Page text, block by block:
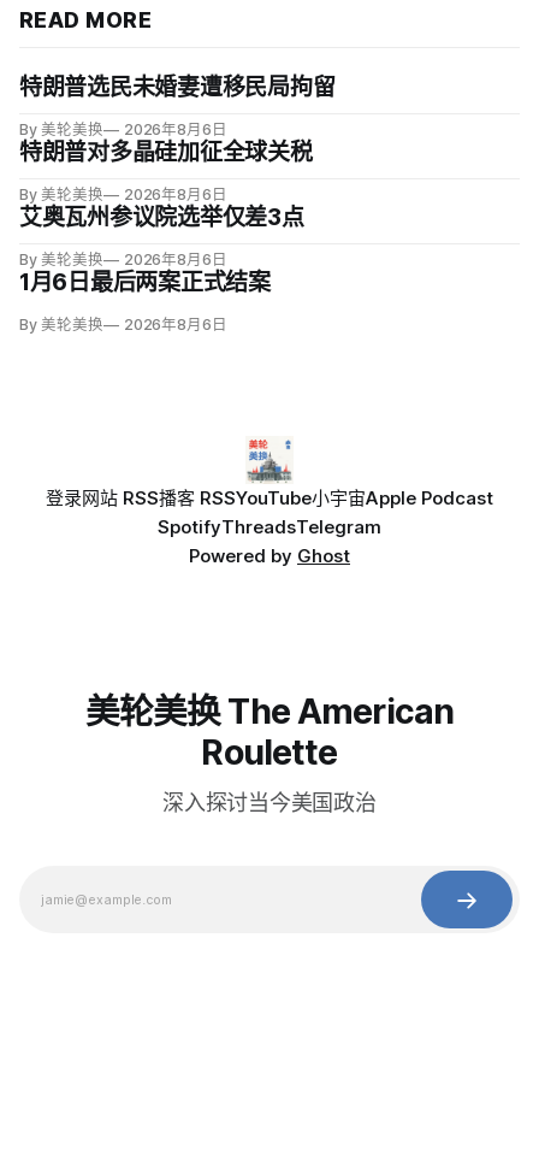
READ MORE
特朗普选民未婚妻遭移民局拘留
By 美轮美换 2026年8月6日
特朗普对多晶硅加征全球关税
By 美轮美换 2026年8月6日
艾奥瓦州参议院选举仅差3点
By 美轮美换 2026年8月6日
1月6日最后两案正式结案
By 美轮美换 2026年8月6日
登录网站 RSS播客 RSSYouTube小宇宙Apple Podcast
SpotifyThreadsTelegram
Powered by Ghost
美轮美换 The American
Roulette
深入探讨当今美国政治